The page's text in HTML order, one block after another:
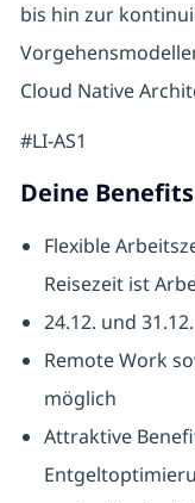
bis hin zur
Cloud Native
#LI-AS1
Deine Benefits
Flexible
Reisezeit ist
24.12. und
Remote Work
möglich
Attraktive